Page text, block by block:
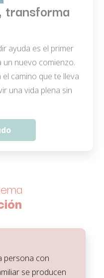
transforma
ayuda es el primer
nuevo comienzo.
camino que te lleva
una vida plena sin
persona con
se producen